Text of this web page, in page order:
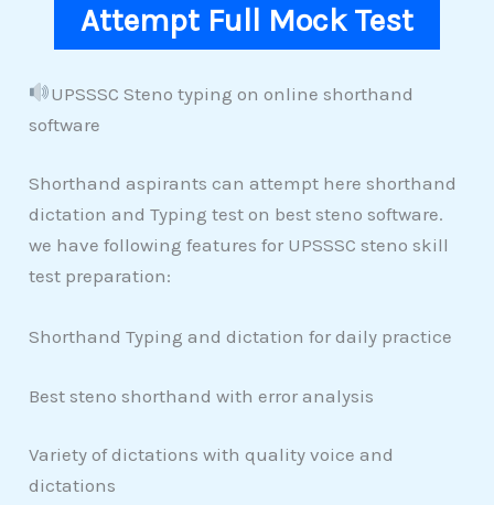
Attempt Full Mock Test
UPSSSC Steno typing on online shorthand
software
Shorthand aspirants can attempt here shorthand
dictation and Typing test on best steno software.
we have following features for UPSSSC steno skill
test preparation:
Shorthand Typing and dictation for daily practice
Best steno shorthand with error analysis
Variety of dictations with quality voice and
dictations